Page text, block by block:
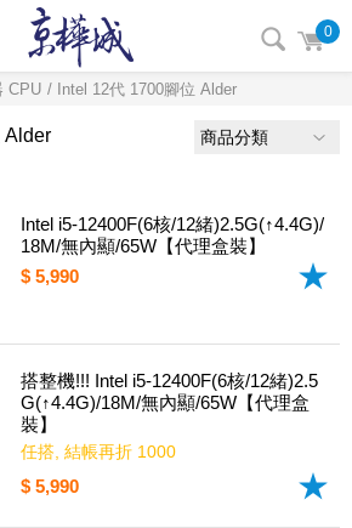
0
CPU Intel 12代 1700腳位 Alder
Alder 商品分類
Intel i5-12400F(6核/12緒)2.5G(↑4.4G)/
18M/無內顯/65W【代理盒裝】
$ 5,990
搭整機!!! Intel i5-12400F(6核/12緒)2.5
G(↑4.4G)/18M/無內顯/65W【代理盒
裝】
任搭, 結帳再折 1000
$ 5,990